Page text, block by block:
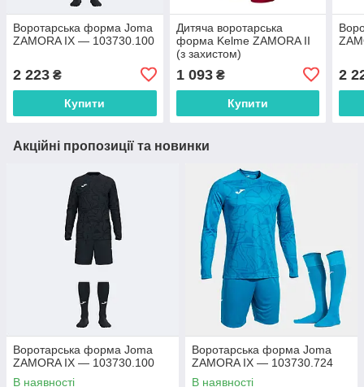
Воротарська форма Joma
ZAMORA IX — 103730.100
2 223 ₴
Купити
Дитяча воротарська
форма Kelme ZAMORA II
(з захистом)
1 093₴
Купити
2
Акційні пропозиції та новинки
Воротарська форма Joma
ZAMORA IX — 103730.100
В наявності
Воротарська форма Joma
ZAMORA IX — 103730.724
В наявності